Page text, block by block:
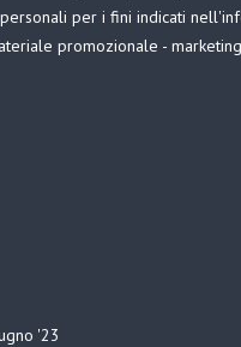
per i fini indicati
promozionale -
'23